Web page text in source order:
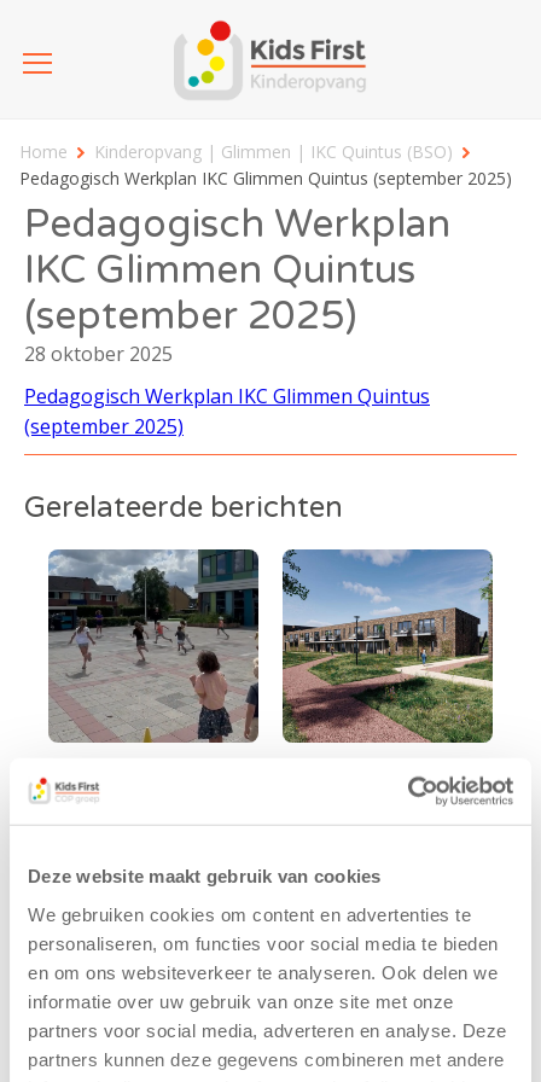
Deze website maakt gebruik van cookies
We gebruiken cookies om content en advertenties te
personaliseren, om functies voor social media te bieden
en om ons websiteverkeer te analyseren. Ook delen we
informatie over uw gebruik van onze site met onze
partners voor social media, adverteren en analyse. Deze
partners kunnen deze gegevens combineren met andere
Home
Kinderopvang | Glimmen | IKC Quintus (BSO)
Pedagogisch Werkplan IKC Glimmen Quintus (september 2025)
Pedagogisch Werkplan
IKC Glimmen Quintus
(september 2025)
28 oktober 2025
Pedagogisch Werkplan IKC Glimmen Quintus
(september 2025)
Gerelateerde berichten
Kinderen BSO
De
trainen alvast
Mini 4 Mijl
7 augustus 2026
Eelde, 6 augustus
2026 – Kinderen
van BSO De
tekent
voor nieuw
wijk Wiarda in
Leeuwarden
11 juni 2026
Leeuwarden –
Kids First